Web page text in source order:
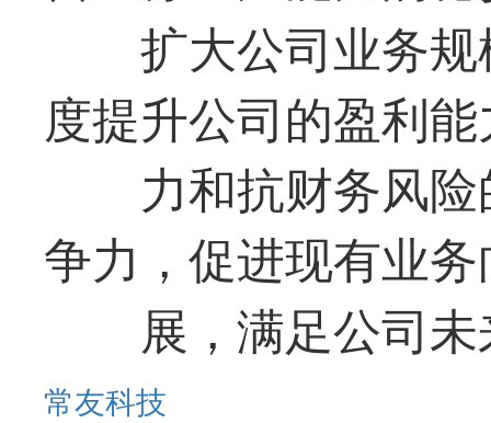
扩大公司业务
度提升公司的盈利
力和抗财务风
争力，促进现有业
展，满足公司
常友科技